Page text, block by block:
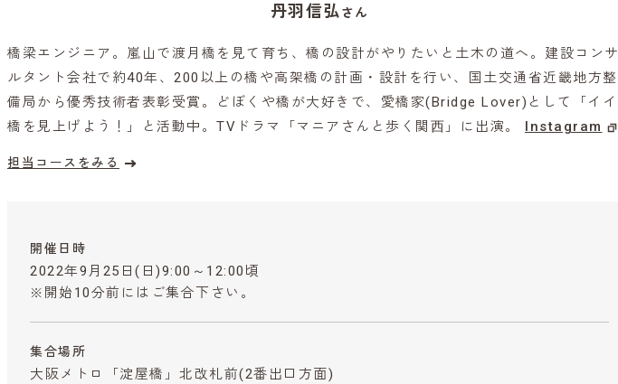
丹羽信弘さん
橋梁エンジニア。嵐山で渡月橋を見て育ち、橋の設計がやりたいと土木の道へ。建設コンサ
ルタント会社で約40年、200以上の橋や高架橋の計画・設計を行い、国土交通省近畿地方整
備局から優秀技術者表彰受賞。どぼくや橋が大好きで、愛橋家(Bridge Lover)として「イイ
橋を見上げよう！」と活動中。TVドラマ「マニアさんと歩く関⻄」に出演。 Instagram
担当コースをみる
開催日時
2022年9月25日(日)9:00～12:00頃
※開始10分前にはご集合下さい。
集合場所
大阪メトロ「淀屋橋」北改札前(2番出口方面)